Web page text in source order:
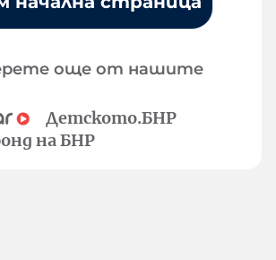
още от нашите
Детското.БНР
на БНР